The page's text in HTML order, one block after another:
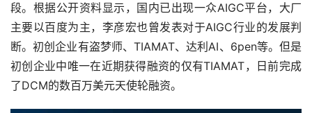
段。根据公开资料显示，国内已出现一众AIGC平台，大厂
主要以百度为主，李彦宏也曾发表对于AIGC行业的发展判
断。初创企业有盗梦师、TIAMAT、达利AI、6pen等。但是
初创企业中唯一在近期获得融资的仅有TIAMAT，日前完成
了DCM的数百万美元天使轮融资。